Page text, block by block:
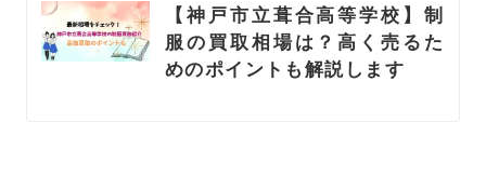
【神戸市立葺合高等学校】制
服の買取相場は？高く売るた
めのポイントも解説します